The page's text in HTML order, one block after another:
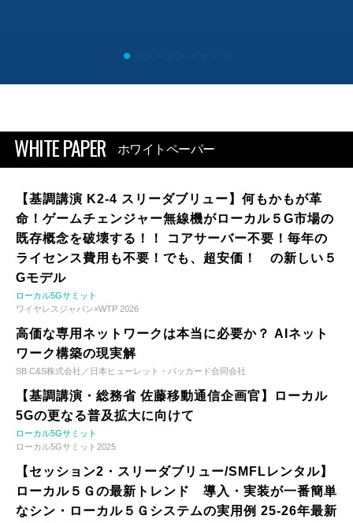
WHITE PAPER ホワイトペーパー
【基調講演 K2-4 スリーダブリュー】何もかもが革
命！ゲームチェンジャー無線機がローカル５G市場の
既存概念を破壊する！！ コアサーバー不要！毎年の
ライセンス費用も不要！でも、超安価！ の新しい５
Gモデル
ローカル5Gサミット
ワイヤレスジャパン×WTP 2026
高価な専用ネットワークは本当に必要か？ AIネット
ワーク構築の現実解
SB C&S株式会社／日本ヒューレット・パッカード合同会社
【基調講演・総務省 佐藤移動通信企画官】ローカル
5Gの更なる普及拡大に向けて
ローカル5Gサミット
ローカル5Gサミット2025
【セッション2・スリーダブリュー/SMFLレンタル】
ローカル５Ｇの最新トレンド 導入・実装が一番簡単
なシン・ローカル５Ｇシステムの実用例 25-26年最新